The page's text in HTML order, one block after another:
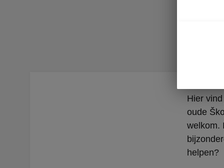
Hier
oude
welkom.
helpen?